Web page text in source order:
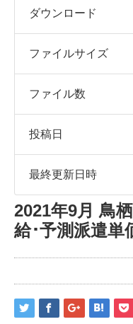
ダウンロード
ファイルサイズ
ファイル数
投稿日
最終更新日時
2021年9月 鳥
給･予測派遣単